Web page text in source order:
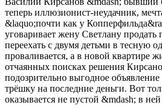
теперь иллюзионист-неудачник,
&laquo;почти как у
уговаривает жену Светлану
переехать с двумя детьми в тесную
проваливается, а в новой квартире
отчаянных поисках решения
подозрительно выгодное
трёшку на последние деньги. Вот
оказывается не пустой &mdash; в